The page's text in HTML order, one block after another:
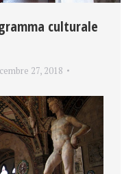
culturale
27, 2018